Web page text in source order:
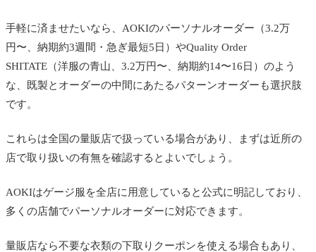
手軽に済ませたいなら、AOKIのパーソナルオーダー（3.2万
円〜、納期約3週間・急ぎ最短5日）やQuality Order
SHITATE（洋服の青山、3.2万円〜、納期約14〜16日）のよう
な、既製とオーダーの中間にあたるパターンオーダーも選択肢
です。
これらは全国の量販店で扱っている場合があり、まずは近所の
店で取り扱いの有無を確認するとよいでしょう。
AOKIはゲージ服を全店に用意していると公式に明記しており、
多くの店舗でパーソナルオーダーに対応できます。
量販店なら不要な衣類の下取りクーポンを使える場合もあり、